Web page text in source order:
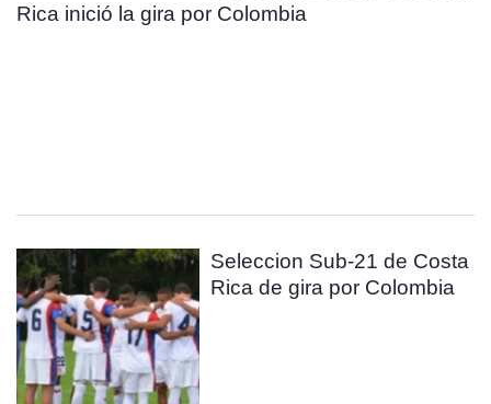
Rica inició la gira por Colombia
Seleccion Sub-21 de Costa
Rica de gira por Colombia